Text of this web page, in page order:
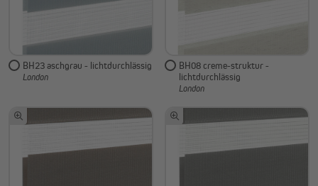
BH23 aschgrau - lichtdurchlässig
London
BH08 creme-struktur -
lichtdurchlässig
London